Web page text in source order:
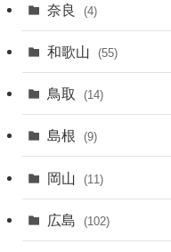
奈良 (4)
和歌山 (55)
鳥取 (14)
島根 (9)
岡山 (11)
広島 (102)